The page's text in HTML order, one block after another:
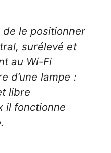
le positionner
surélevé et
au Wi-Fi
d’une lampe :
libre
il fonctionne